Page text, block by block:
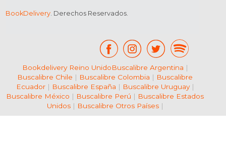
BookDelivery. Derechos Reservados.
Bookdelivery Reino UnidoBuscalibre Argentina |
Buscalibre Chile | Buscalibre Colombia | Buscalibre
Ecuador| Buscalibre España | Buscalibre Uruguay|
Buscalibre México | Buscalibre Perú | Buscalibre Estados
Unidos| Buscalibre Otros Países|